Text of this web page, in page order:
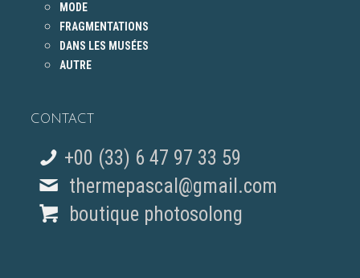
MODE
FRAGMENTATIONS
DANS LES MUSÉES
AUTRE
CONTACT
+00 (33) 6 47 97 33 59
thermepascal@gmail.com
boutique photosolong